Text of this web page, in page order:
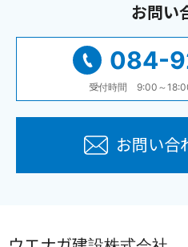
お問い
084-
受付時間 9:00～
お問い合